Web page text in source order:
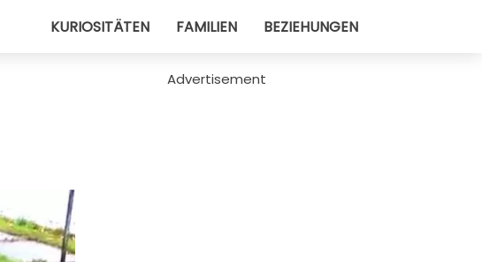
KURIOSITÄTEN FAMILIEN BEZIEHUNGEN
Advertisement